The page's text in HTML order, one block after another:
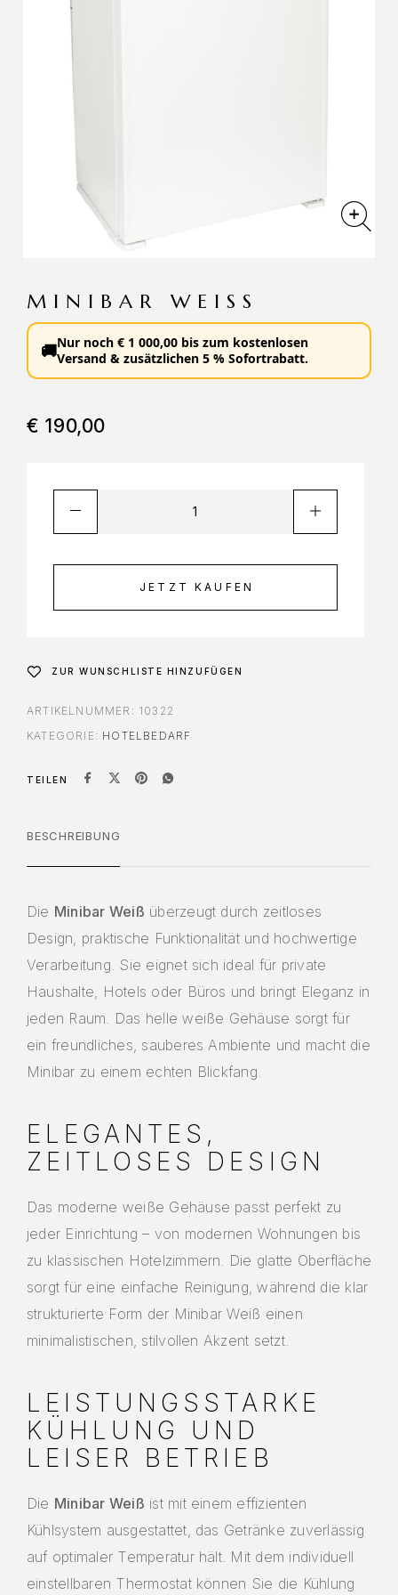
MINIBAR WEISS
🚚Nur noch € 1 000,00 bis zum kostenlosen
Versand & zusätzlichen 5 % Sofortrabatt.
€ 190,00
JETZT KAUFEN
ZUR WUNSCHLISTE HINZUFÜGEN
ARTIKELNUMMER: 10322
KATEGORIE: HOTELBEDARF
TEILEN
BESCHREIBUNG
Die Minibar Weiß überzeugt durch zeitloses
Design, praktische Funktionalität und hochwertige
Verarbeitung. Sie eignet sich ideal für private
Haushalte, Hotels oder Büros und bringt Eleganz in
jeden Raum. Das helle weiße Gehäuse sorgt für
ein freundliches, sauberes Ambiente und macht die
Minibar zu einem echten Blickfang.
ELEGANTES,
ZEITLOSES DESIGN
Das moderne weiße Gehäuse passt perfekt zu
jeder Einrichtung – von modernen Wohnungen bis
zu klassischen Hotelzimmern. Die glatte Oberfläche
sorgt für eine einfache Reinigung, während die klar
strukturierte Form der Minibar Weiß einen
minimalistischen, stilvollen Akzent setzt.
LEISTUNGSSTARKE
KÜHLUNG UND
LEISER BETRIEB
Die Minibar Weiß ist mit einem effizienten
Kühlsystem ausgestattet, das Getränke zuverlässig
auf optimaler Temperatur hält. Mit dem individuell
einstellbaren Thermostat können Sie die Kühlung